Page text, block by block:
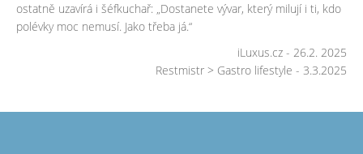
ostatně uzavírá i šéfkuchař: „Dostanete vývar, který milují i ti, kdo
polévky moc nemusí. Jako třeba já.“
iLuxus.cz - 26.2. 2025
Restmistr > Gastro lifestyle - 3.3.2025